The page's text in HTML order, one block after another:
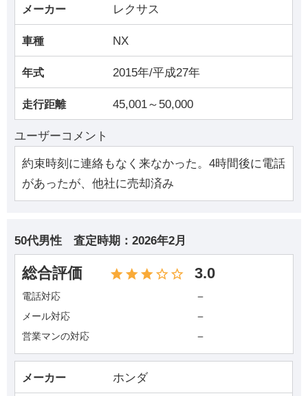
メーカー レクサス
車種 NX
年式 2015年/平成27年
走行距離 45,001～50,000
ユーザーコメント
約束時刻に連絡もなく来なかった。4時間後に電話
があったが、他社に売却済み
50代男性 査定時期： 2026年2月
総合評価 3.0
電話対応 －
メール対応 －
営業マンの対応 －
メーカー ホンダ